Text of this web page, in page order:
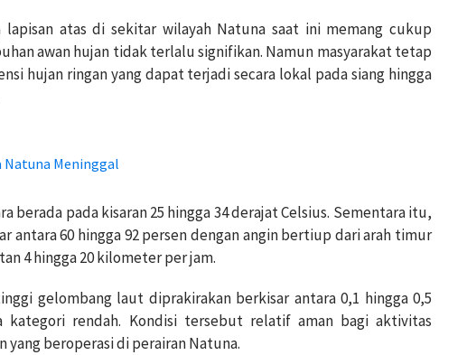
atas di sekitar wilayah Natuna saat ini memang cukup
awan hujan tidak terlalu signifikan. Namun masyarakat tetap
hujan ringan yang dapat terjadi secara lokal pada siang hingga
Natuna Meninggal
berada pada kisaran 25 hingga 34 derajat Celsius. Sementara itu,
antara 60 hingga 92 persen dengan angin bertiup dari arah timur
4 hingga 20 kilometer per jam.
gelombang laut diprakirakan berkisar antara 0,1 hingga 0,5
kategori rendah. Kondisi tersebut relatif aman bagi aktivitas
yang beroperasi di perairan Natuna.